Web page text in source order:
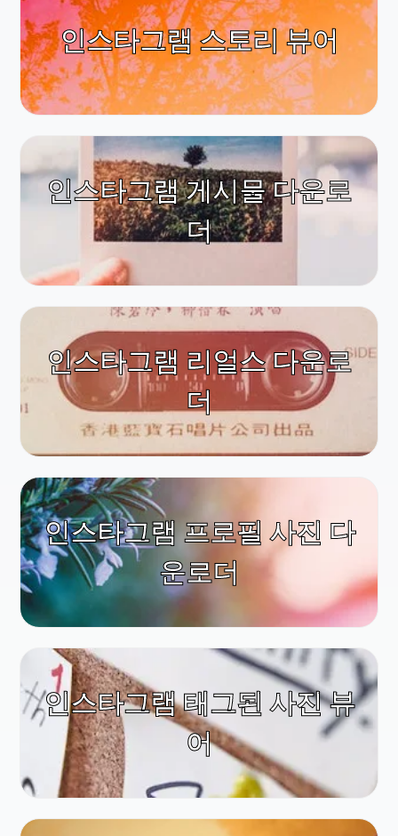
인스타그램 스토리 뷰어
인스타그램 게시물 다운로
더
인스타그램 리얼스 다운로
더
인스타그램 프로필 사진 다
운로더
인스타그램 태그된 사진 뷰
어